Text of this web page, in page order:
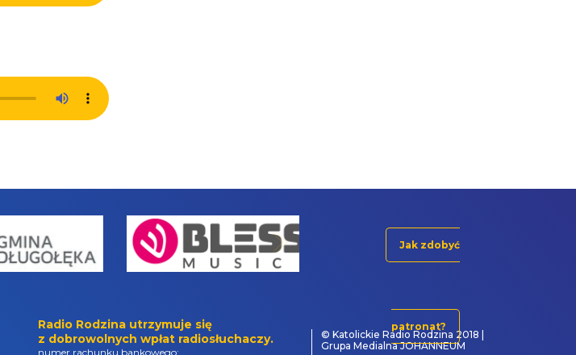
Jak zdobyć
patronat?
Radio Rodzina utrzymuje się
z dobrowolnych wpłat radiosłuchaczy.
numer rachunku bankowego:
© Katolickie Radio Rodzina 2018 |
Grupa Medialna JOHANNEUM